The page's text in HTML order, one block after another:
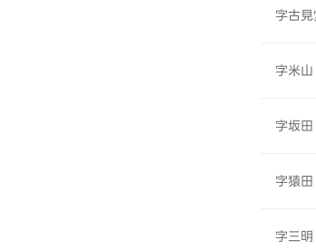
字古見
字米山
字坂田
字猿田
字三明